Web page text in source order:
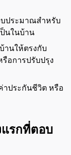
บประมาณสำหรับ
ป็นในบ้าน
านให้ตรงกับ
อการปรับปรุง
ประกันชีวิต หรือ
รกที่ตอบ